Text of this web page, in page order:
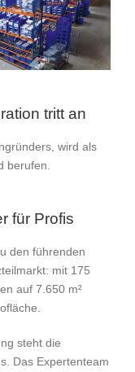
tritt an
wird als
berufen.
für Profis
den führenden
mit 175
auf 7.650 m²
steht die
Das Expertenteam